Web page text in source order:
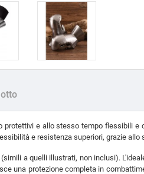
protettivi e allo stesso tempo flessibili
e resistenza superiori, grazie
a quelli illustrati, non inclusi).
una protezione completa in